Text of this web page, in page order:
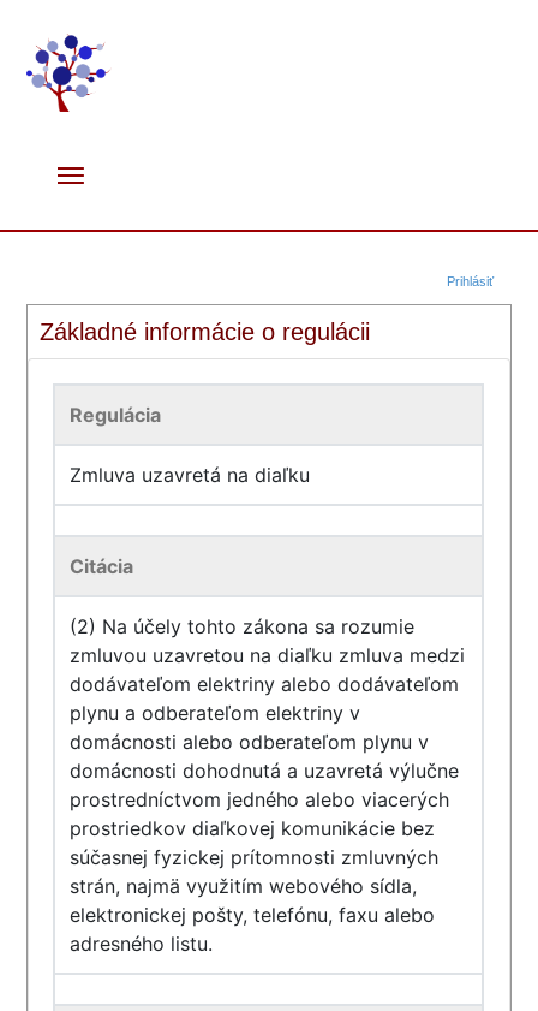
Prihlásiť
Základné informácie o regulácii
Regulácia
Zmluva uzavretá na diaľku
Citácia
(2) Na účely tohto zákona sa rozumie
zmluvou uzavretou na diaľku zmluva medzi
dodávateľom elektriny alebo dodávateľom
plynu a odberateľom elektriny v
domácnosti alebo odberateľom plynu v
domácnosti dohodnutá a uzavretá výlučne
prostredníctvom jedného alebo viacerých
prostriedkov diaľkovej komunikácie bez
súčasnej fyzickej prítomnosti zmluvných
strán, najmä využitím webového sídla,
elektronickej pošty, telefónu, faxu alebo
adresného listu.